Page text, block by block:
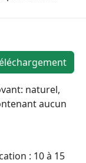
naturel,
aucun
: 10 à 15